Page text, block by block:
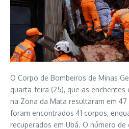
O Corpo de Bombeiros de Minas
quarta-feira (25), que as
na Zona da Mata resultaram em 47
foram encontrados 41 corpos,
recuperados em Ubá. O número